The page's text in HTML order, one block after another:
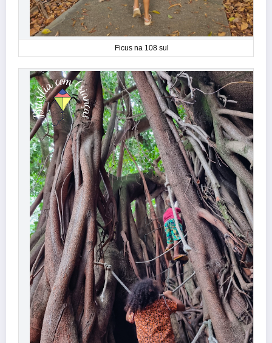
Ficus na 108 sul